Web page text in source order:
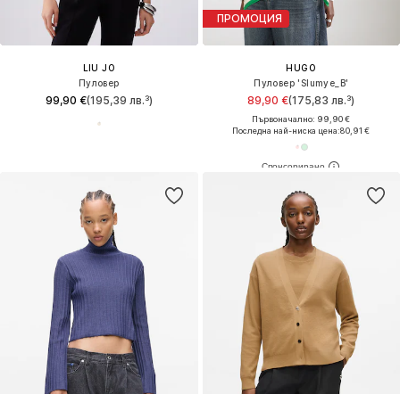
LIU JO
Пуловер
99,90 €(195,39 лв.³)
ПРОМОЦИЯ
HUGO
Пуловер 'Slumye_B'
89,90 €(175,83 лв.³)
Първоначално: 99,90 €
Последна най-ниска цена:80,91 €